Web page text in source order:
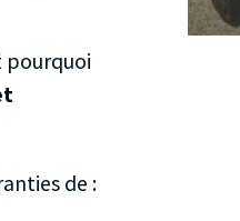
pourquoi
de :